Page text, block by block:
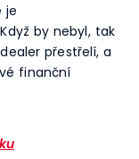
je
by nebyl, tak
přestřelí, a
finanční